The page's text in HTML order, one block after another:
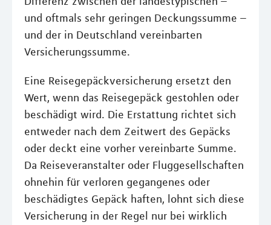
und oftmals sehr geringen Deckungssumme –
und der in Deutschland vereinbarten
Versicherungssumme.
Eine Reisegepäckversicherung ersetzt den
Wert, wenn das Reisegepäck gestohlen oder
beschädigt wird. Die Erstattung richtet sich
entweder nach dem Zeitwert des Gepäcks
oder deckt eine vorher vereinbarte Summe.
Da Reiseveranstalter oder Fluggesellschaften
ohnehin für verloren gegangenes oder
beschädigtes Gepäck haften, lohnt sich diese
Versicherung in der Regel nur bei wirklich